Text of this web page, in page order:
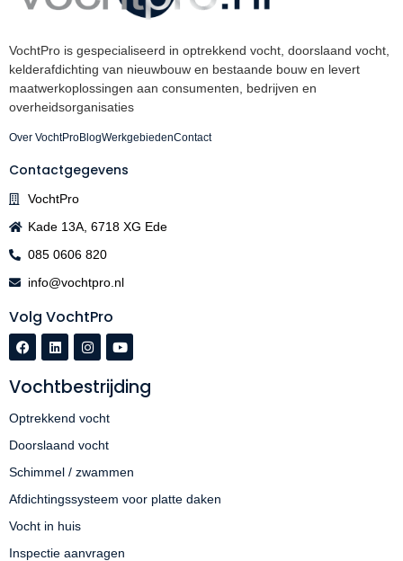
VochtPro is gespecialiseerd in optrekkend vocht, doorslaand vocht,
kelderafdichting van nieuwbouw en bestaande bouw en levert
maatwerkoplossingen aan consumenten, bedrijven en
overheidsorganisaties
Over VochtProBlogWerkgebiedenContact
Contactgegevens
VochtPro
Kade 13A, 6718 XG Ede
085 0606 820
info@vochtpro.nl
Volg VochtPro
Vochtbestrijding
Optrekkend vocht
Doorslaand vocht
Schimmel / zwammen
Afdichtingssysteem voor platte daken
Vocht in huis
Inspectie aanvragen